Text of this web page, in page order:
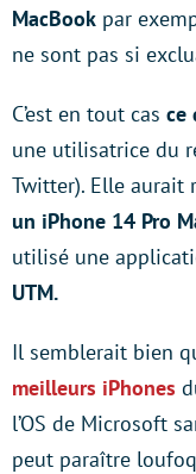
MacBook par
ne sont pas si
C’est en tout cas ce
une utilisatrice du
Twitter). Elle aurait
un iPhone 14 Pro
utilisé une
UTM.
Il semblerait bien
meilleurs iPhones
l’OS de Microsoft
peut paraître